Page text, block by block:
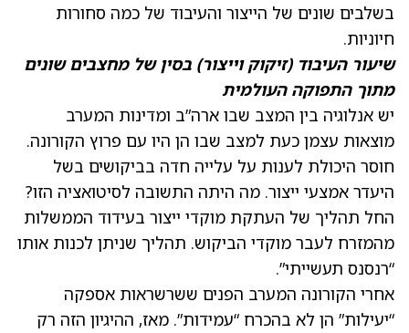
בשלבים שונים של הייצור והעיבוד של כמה סחורות
חיוניות.
שיעור העיבוד (זיקוק וייצור) בסין של מחצבים שונים
מתוך התפוקה העולמית
יש אנלוגיה בין המצב שבו ארה”ב ומדינות המערב
מוצאות עצמן כעת למצב שבו הן היו עם פרוץ הקורונה.
חוסר היכולת לענות על עלייה חדה בביקושים בשל
היעדר אמצעי ייצור. מה היתה התשובה לסיטואציה הזו?
החל תהליך של העתקת מוקדי ייצור בעידוד הממשלות
מהמזרח לעבר מוקדי הביקוש. תהליך שניתן לכנות אותו
“רנסנס תעשייתי”.
אחרי הקורונה המערב הפנים ששרשראות אספקה
“יעילות” הן לא בהכרח “עמידות”. מאז, ההיגיון הזה רק